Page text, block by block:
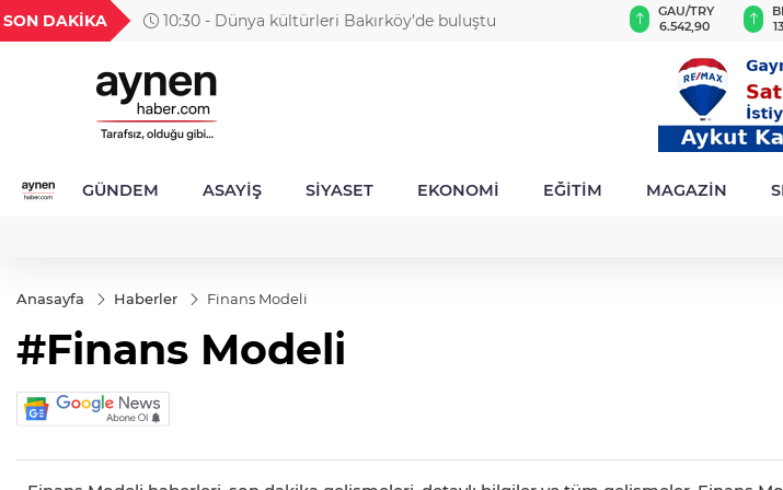
SON DAKİKA 10:30 - Dünya kültürleri Bakırköy’de buluştu
1,1822
GEL
18,2376
TND
16,2326
BGN
27,9743
GAU/TRY
6.542,90
GÜNDEM ASAYİŞ SİYASET EKONOMİ EĞİTİM MAGAZİN
Anasayfa Haberler Finans Modeli
#Finans Modeli